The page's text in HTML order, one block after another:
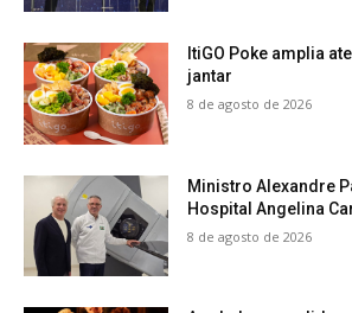
ItiGO Poke amplia
jantar
8 de agosto de 2026
Ministro Alexandre
Hospital Angelina
8 de agosto de 2026